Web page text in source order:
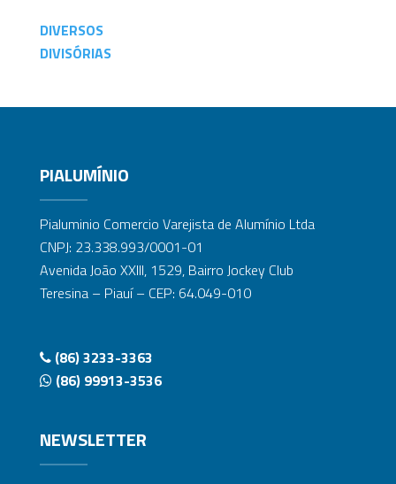
DIVERSOS
DIVISÓRIAS
PIALUMÍNIO
Pialuminio Comercio Varejista de Alumínio Ltda
CNPJ: 23.338.993/0001-01
Avenida João XXIII, 1529, Bairro Jockey Club
Teresina – Piauí – CEP: 64.049-010
(86) 3233-3363
(86) 99913-3536
NEWSLETTER